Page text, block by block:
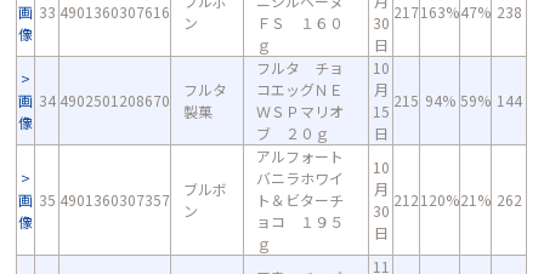
画
像
33 4901360307616
ン
ＦＳ １６０
ｇ
30
日
217163%47% 238
画
像
34 4902501208670
フルタ
製菓
フルタ チョ
コエッグＮＥ
ＷＳＰマリオ
ブ ２０ｇ
10
月
15
日
215 94% 59% 144
画
像
35 4901360307357
ブルボ
ン
アルフォート
バニラホワイ
ト＆ビターチ
ョコ １９５
ｇ
10
月
30
日
212120%21% 262
11